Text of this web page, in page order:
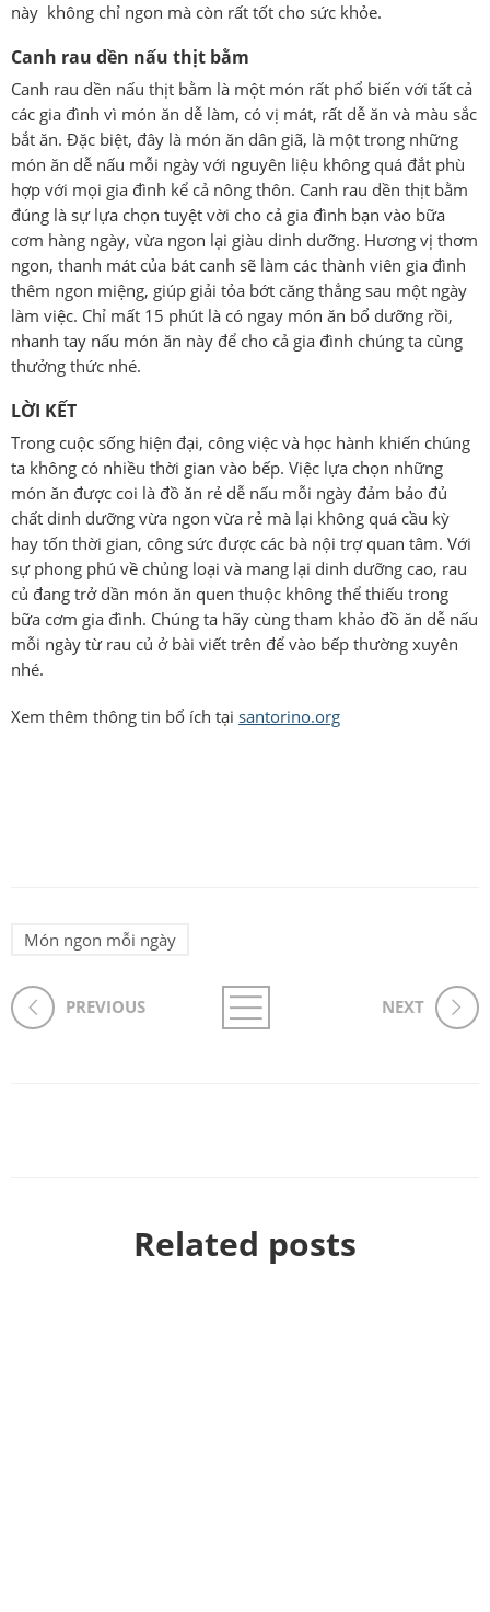
này không chỉ ngon mà còn rất tốt cho sức khỏe.
Canh rau dền nấu thịt bằm
Canh rau dền nấu thịt bằm là một món rất phổ biến với tất cả
các gia đình vì món ăn dễ làm, có vị mát, rất dễ ăn và màu sắc
bắt ăn. Đặc biệt, đây là món ăn dân giã, là một trong những
món ăn dễ nấu mỗi ngày với nguyên liệu không quá đắt phù
hợp với mọi gia đình kể cả nông thôn. Canh rau dền thịt bằm
đúng là sự lựa chọn tuyệt vời cho cả gia đình bạn vào bữa
cơm hàng ngày, vừa ngon lại giàu dinh dưỡng. Hương vị thơm
ngon, thanh mát của bát canh sẽ làm các thành viên gia đình
thêm ngon miệng, giúp giải tỏa bớt căng thẳng sau một ngày
làm việc. Chỉ mất 15 phút là có ngay món ăn bổ dưỡng rồi,
nhanh tay nấu món ăn này để cho cả gia đình chúng ta cùng
thưởng thức nhé.
LỜI KẾT
Trong cuộc sống hiện đại, công việc và học hành khiến chúng
ta không có nhiều thời gian vào bếp. Việc lựa chọn những
món ăn được coi là đồ ăn rẻ dễ nấu mỗi ngày đảm bảo đủ
chất dinh dưỡng vừa ngon vừa rẻ mà lại không quá cầu kỳ
hay tốn thời gian, công sức được các bà nội trợ quan tâm. Với
sự phong phú về chủng loại và mang lại dinh dưỡng cao, rau
củ đang trở dần món ăn quen thuộc không thể thiếu trong
bữa cơm gia đình. Chúng ta hãy cùng tham khảo đồ ăn dễ nấu
mỗi ngày từ rau củ ở bài viết trên để vào bếp thường xuyên
nhé.
Xem thêm thông tin bổ ích tại santorino.org
Món ngon mỗi ngày
PREVIOUS NEXT
Related posts